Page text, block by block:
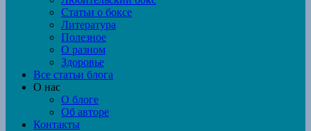
Статьи о боксе
Литература
Полезное
О разном
Здоровье
Все статьи блога
О нас
О блоге
Об авторе
Контакты